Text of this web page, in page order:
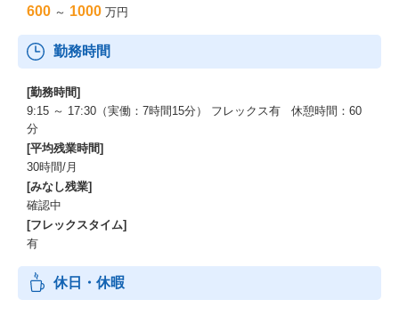
600 ～ 1000 万円
勤務時間
[勤務時間]
9:15 ～ 17:30（実働：7時間15分） フレックス有 休憩時間：60
分
[平均残業時間]
30時間/月
[みなし残業]
確認中
[フレックスタイム]
有
休日・休暇